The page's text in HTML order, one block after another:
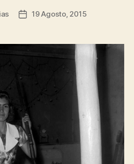
Data19 Agosto, 2015